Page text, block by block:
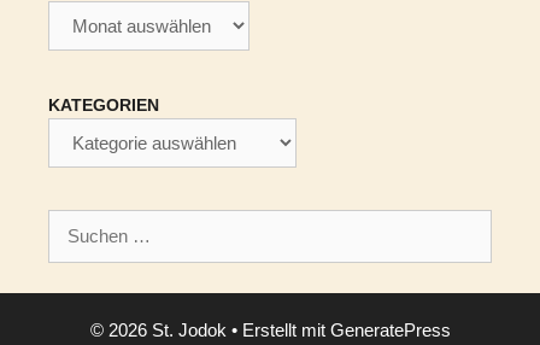
KATEGORIEN
nach:
© 2026 St. Jodok • Erstellt mit GeneratePress